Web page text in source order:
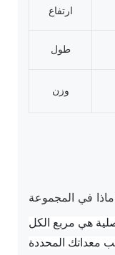
ارتفاع
طول
وزن
هي مربع الكل